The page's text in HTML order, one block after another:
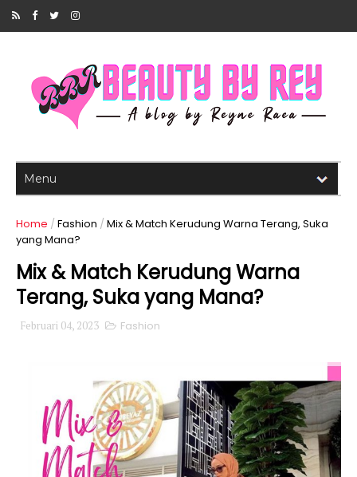
Home / Fashion / Mix & Match Kerudung Warna Terang, Suka
yang Mana?
Mix & Match Kerudung Warna
Terang, Suka yang Mana?
Februari 04, 2023 Fashion